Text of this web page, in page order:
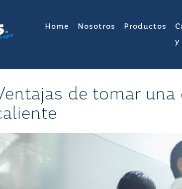
Home Nosotros Productos
y
de tomar una